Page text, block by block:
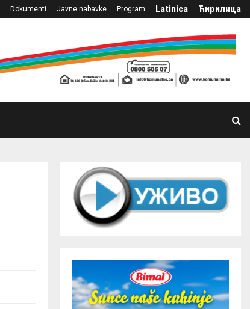
Dokumenti Javne nabavke Program Latinica Ћирилица